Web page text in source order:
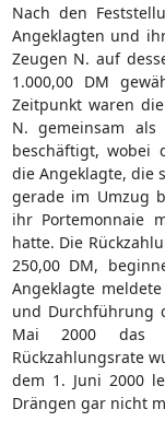
Nach den
Angeklagten und
Zeugen N. auf
1.000,00 DM
Zeitpunkt waren
N. gemeinsam als
beschäftigt, wobei
die Angeklagte, die
gerade im Umzug
ihr Portemonnaie
hatte. Die
250,00 DM,
Angeklagte
und Durchführung
Mai 2000 das
Rückzahlungsrate
dem 1. Juni 2000
Drängen gar nicht